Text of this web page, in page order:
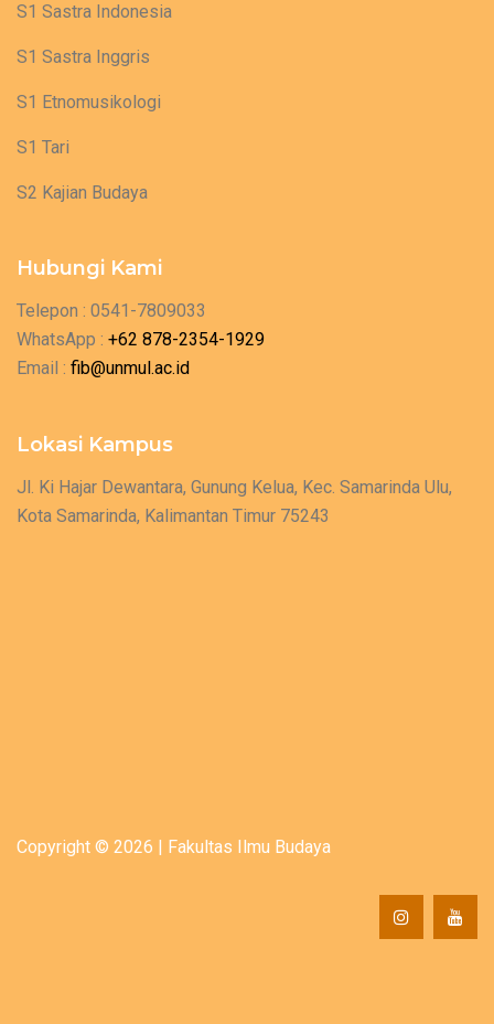
S1 Sastra Indonesia
S1 Sastra Inggris
S1 Etnomusikologi
S1 Tari
S2 Kajian Budaya
Hubungi Kami
Telepon : 0541-7809033
WhatsApp : +62 878-2354-1929
Email : fib@unmul.ac.id
Lokasi Kampus
Jl. Ki Hajar Dewantara, Gunung Kelua, Kec. Samarinda Ulu,
Kota Samarinda, Kalimantan Timur 75243
Copyright © 2026 | Fakultas Ilmu Budaya